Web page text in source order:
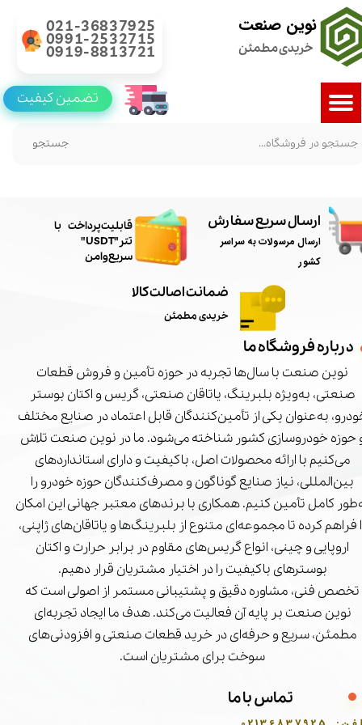
نوین صنعت
خریدی مطمئن
021-36837925
0991-2532715
0919-8813721
جستجو
تضمین کیفیت
ارسال سریع سفارش
ارسال مرسولات به سراسر
کشور
ضمانت اصالت کالا
خریدی مطمئن
درباره فروشگاه ما
نوین صنعت با سال‌ها تجربه در حوزه تأمین و فروش قطعات
صنعتی، به‌ویژه بلبرینگ، یاتاقان صنعتی، گریس و اکتان بوستر
به‌عنوان یکی از تأمین‌کنندگان قابل اعتماد در صنایع مختلف
حوزه خودروسازی کشور شناخته می‌شود. ما در نوین صنعت تلاش
می‌کنیم با ارائه محصولات اصل، باکیفیت و دارای استانداردهای
بین‌المللی، نیاز صنایع گوناگون و مصرف‌کنندگان حوزه خودرو را
کامل تأمین کنیم. همکاری با برندهای معتبر جهانی این امکان
فراهم کرده تا مجموعه‌ای متنوع از بلبرینگ‌ها و یاتاقان‌های ژاپنی،
اروپایی و چینی، انواع گریس‌های مقاوم در برابر حرارت و اکتان
بوسترهای باکیفیت را در اختیار مشتریان قرار دهیم.
تخصص فنی، مشاوره دقیق و پشتیبانی مستمر از اصولی است که
نوین صنعت بر پایه آن فعالیت می‌کند. هدف ما ایجاد تجربه‌ای
مطمئن، سریع و حرفه‌ای در خرید قطعات صنعتی و افزودنی‌های
سوخت برای مشتریان است.
تماس با ما
​قابلیت پرداخت با
تتر"USDT"
سریع و امن